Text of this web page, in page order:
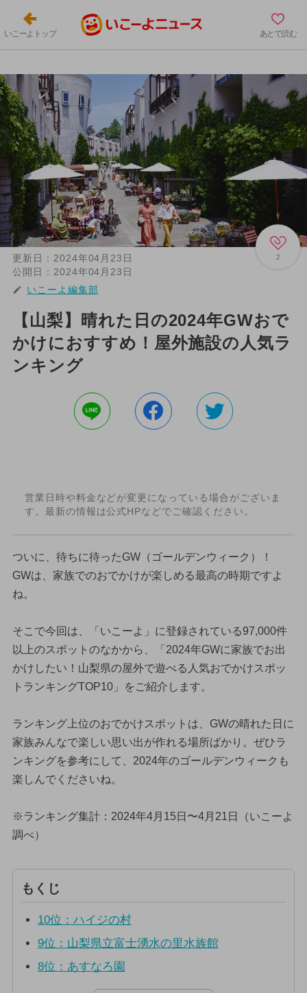
いこーよトップ あとで読む
2
更新日： 2024年04月23日
公開日： 2024年04月23日
いこーよ編集部
【山梨】晴れた日の2024年GWおで
かけにおすすめ！屋外施設の人気ラ
ンキング
営業日時や料金などが変更になっている場合がございま
す。最新の情報は公式HPなどでご確認ください。
ついに、待ちに待ったGW（ゴールデンウィーク）！
GWは、家族でのおでかけが楽しめる最高の時期ですよ
ね。
そこで今回は、「いこーよ」に登録されている97,000件
以上のスポットのなかから、「2024年GWに家族でお出
かけしたい！山梨県の屋外で遊べる人気おでかけスポッ
トランキングTOP10」をご紹介します。
ランキング上位のおでかけスポットは、GWの晴れた日に
家族みんなで楽しい思い出が作れる場所ばかり。ぜひラ
ンキングを参考にして、2024年のゴールデンウィークも
楽しんでくださいね。
※ランキング集計：2024年4月15日〜4月21日（いこーよ
調べ）
もくじ
10位：ハイジの村
9位：山梨県立富士湧水の里水族館
8位：あすなろ園